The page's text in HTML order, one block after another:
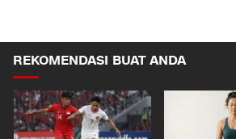
REKOMENDASI BUAT ANDA